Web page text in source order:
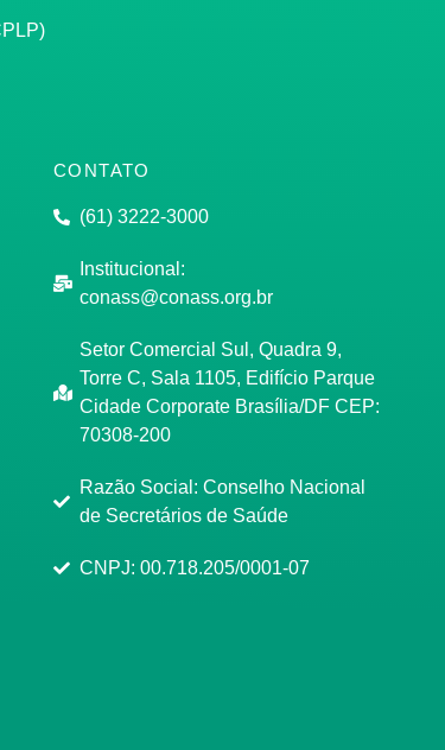
CONTATO
(61) 3222-3000
Institucional:
conass@conass.org.br
Setor Comercial Sul, Quadra 9,
Torre C, Sala 1105, Edifício Parque
Cidade Corporate Brasília/DF CEP:
70308-200
Razão Social: Conselho Nacional
de Secretários de Saúde
CNPJ: 00.718.205/0001-07